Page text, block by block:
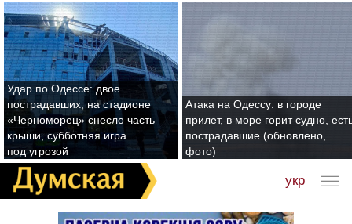
Удар по Одессе: двое
пострадавших, на стадионе
«Черноморец» снесло часть
крыши, субботняя игра
под угрозой
Атака на Одессу: в городе
прилет, в море горит судно,
пострадавшие (обновлено,
фото)
укр